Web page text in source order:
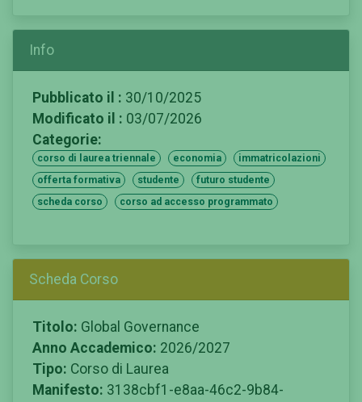
Info
Pubblicato il : 30/10/2025
Modificato il : 03/07/2026
Categorie:
corso di laurea triennale economia
immatricolazioni
offerta formativa
studente
futuro studente
scheda corso
corso ad accesso programmato
Scheda Corso
Titolo: Global Governance
Anno Accademico: 2026/2027
Tipo: Corso di Laurea
Manifesto: 3138cbf1-e8aa-46c2-9b84-